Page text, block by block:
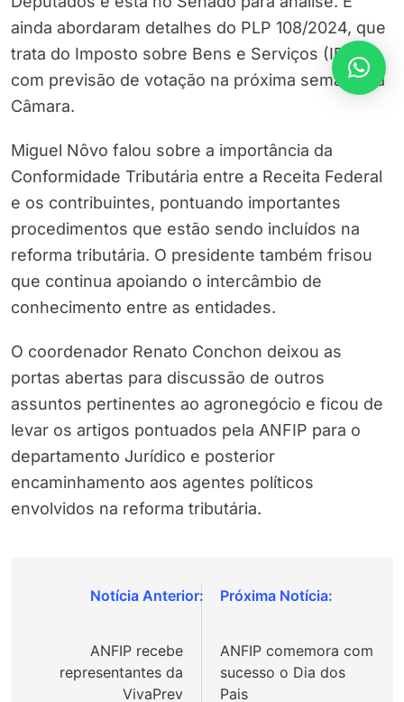
ainda abordaram detalhes do PLP 108/2024, que
trata do Imposto sobre Bens e Serviços (IBS),
com previsão de votação na próxima semana na
Câmara.
Miguel Nôvo falou sobre a importância da
Conformidade Tributária entre a Receita Federal
e os contribuintes, pontuando importantes
procedimentos que estão sendo incluídos na
reforma tributária. O presidente também frisou
que continua apoiando o intercâmbio de
conhecimento entre as entidades.
O coordenador Renato Conchon deixou as
portas abertas para discussão de outros
assuntos pertinentes ao agronegócio e ficou de
levar os artigos pontuados pela ANFIP para o
departamento Jurídico e posterior
encaminhamento aos agentes políticos
envolvidos na reforma tributária.
Navegação
Post
ANFIP recebe
representantes da
VivaPrev
ANFIP comemora com
sucesso o Dia dos
Pais